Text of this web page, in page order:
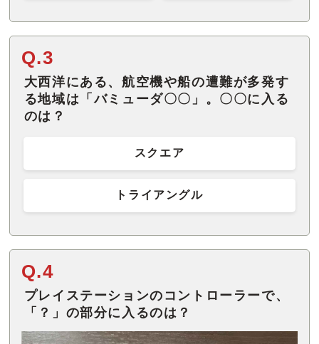
Q.3
大西洋にある、航空機や船の遭難が多発す
る地域は「バミューダ〇〇」。〇〇に入る
のは？
スクエア
トライアングル
Q.4
プレイステーションのコントローラーで、
「？」の部分に入るのは？